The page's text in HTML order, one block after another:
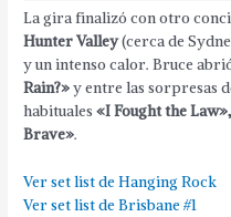
La gira finalizó con otro
Hunter Valley(cerca de
y un intenso calor. Bruce
Rain?»y entre las sorpresas
habituales«I Fought the
Brave».
Ver set list de Hanging Rock
Ver set list de Brisbane #1